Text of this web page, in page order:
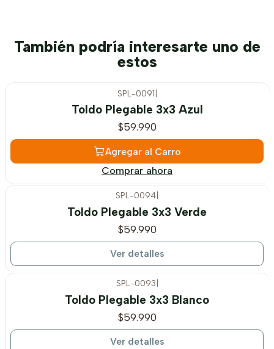
También podría interesarte uno de
estos
SPL-0091
Toldo Plegable 3x3 Azul
$59.990
Agregar al Carro
Comprar ahora
SPL-0094
Toldo Plegable 3x3 Verde
$59.990
Ver detalles
SPL-0093
Toldo Plegable 3x3 Blanco
$59.990
Ver detalles